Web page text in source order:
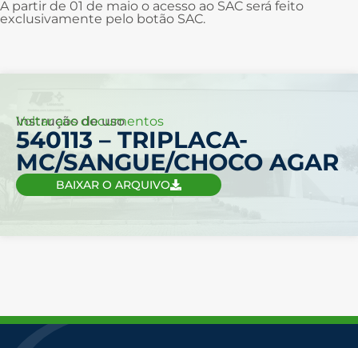
A partir de 01 de maio o acesso ao SAC será feito
exclusivamente pelo botão SAC.
Voltar aos documentos
Instrução de uso
540113 – TRIPLACA-
MC/SANGUE/CHOCO AGAR
BAIXAR O ARQUIVO